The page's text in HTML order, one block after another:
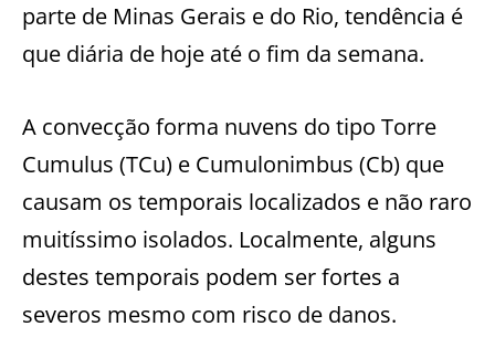
parte de Minas Gerais e do Rio, tendência é
que diária de hoje até o fim da semana.
A convecção forma nuvens do tipo Torre
Cumulus (TCu) e Cumulonimbus (Cb) que
causam os temporais localizados e não raro
muitíssimo isolados. Localmente, alguns
destes temporais podem ser fortes a
severos mesmo com risco de danos.